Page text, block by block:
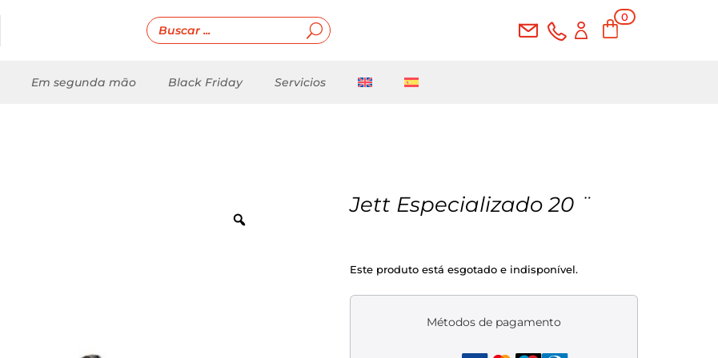
0
Em segunda mão Black Friday Servicios
Jett Especializado 20 ̈
Este produto está esgotado e indisponível.
Métodos de pagamento